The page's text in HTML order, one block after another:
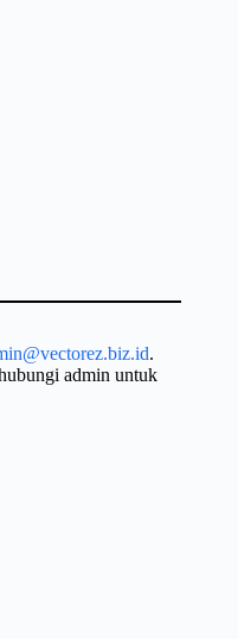
.
admin untuk